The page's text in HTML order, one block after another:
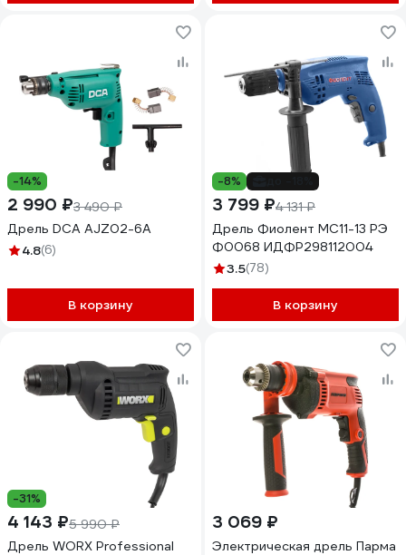
-14%
2 990 ₽3 490 ₽
Дрель DCA AJZ02-6A
4.8(6)
В корзину
-8%
3 799 ₽4 131 ₽
Дрель Фиолент МС11-13 РЭ
Ф0068 ИДФР298112004
3.5(78)
В корзину
-31%
4 143 ₽5 990 ₽
Дрель WORX Professional
3 069 ₽
Электрическая дрель Парма